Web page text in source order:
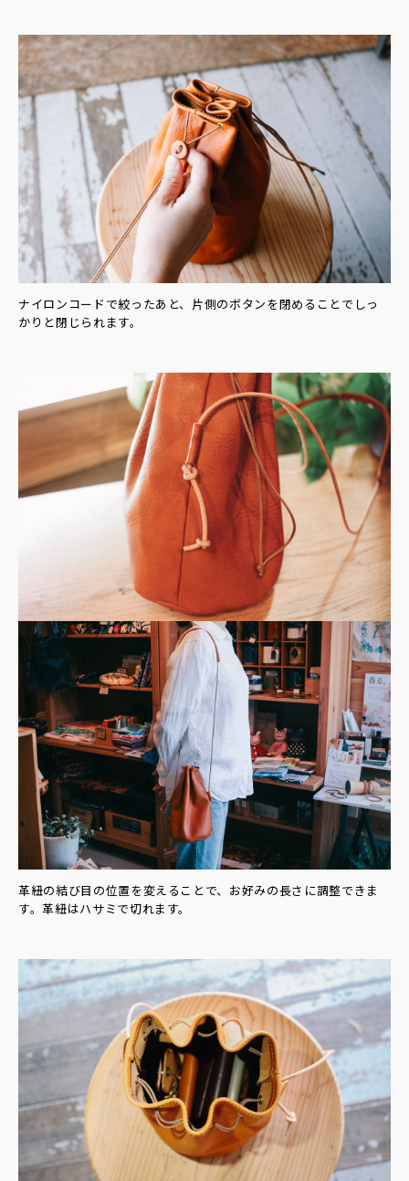
ナイロンコードで絞ったあと、片側のボタンを閉めることでしっ
かりと閉じられます。
革紐の結び目の位置を変えることで、お好みの長さに調整できま
す。革紐はハサミで切れます。